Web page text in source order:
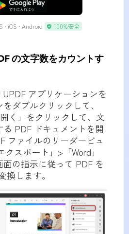
料ダウンロード
• iOS • Android 100%安全
の文字数をカウントす
UPDF アプリケーションを
ダブルクリックして、
く」をクリックして、文
PDF ドキュメントを開
ファイルのリーダービュ
スポート」>「Word」
の指示に従って PDF を
換します。